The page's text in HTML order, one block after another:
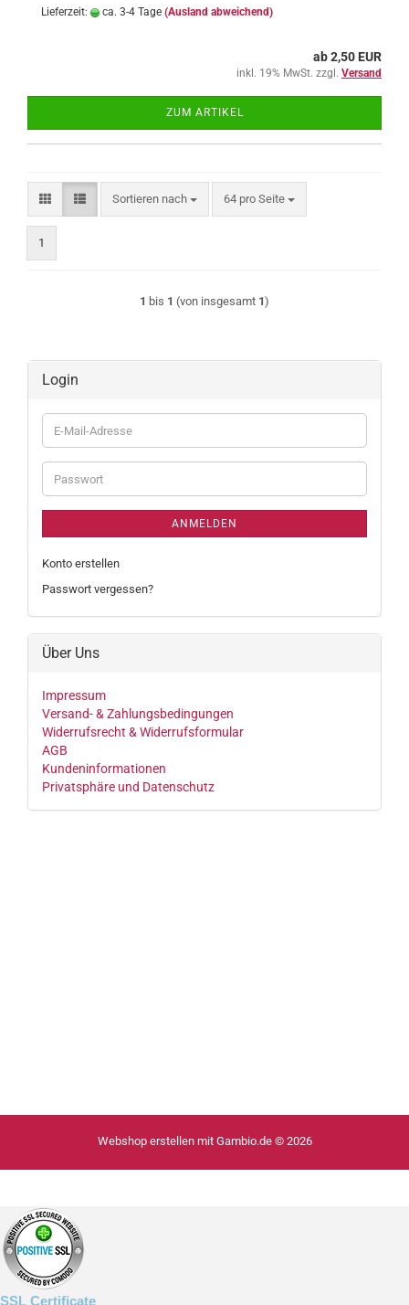
Lieferzeit: ca. 3-4 Tage (Ausland abweichend)
ab 2,50 EUR
inkl. 19% MwSt. zzgl. Versand
ZUM ARTIKEL
Sortieren nach
Sortieren nach 64 pro Seite
pro Seite
1
1 bis 1 (von insgesamt 1)
Login
E-
Mail-
Adresse
Passwort
ANMELDEN
Konto erstellen
Passwort vergessen?
Über Uns
Impressum
Versand- & Zahlungsbedingungen
Widerrufsrecht & Widerrufsformular
AGB
Kundeninformationen
Privatsphäre und Datenschutz
Webshop erstellenmit Gambio.de © 2026
SSL Certificate